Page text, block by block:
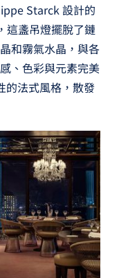
Starck 設計的
這盞吊燈擺脫了鏈
和霧氣水晶，與各
、色彩與元素完美
的法式風格，散發